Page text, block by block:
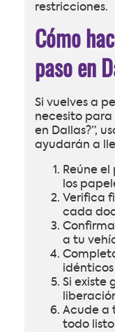
restricciones.
Cómo
paso en
Si vuelves a
necesito
en Dallas?”,
ayudarán a
Reúne
los
Verifica
cada
a tu
Si existe
Acude a
todo